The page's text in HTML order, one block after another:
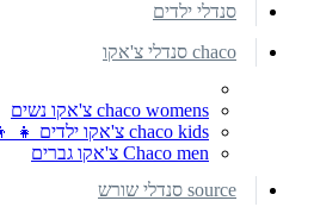
סנדלי ילדים
chaco סנדלי צ'אקו
chaco womens צ'אקו נשים
chaco kids צ'אקו ילדים 👧 👦
Chaco men צ'אקו גברים
source סנדלי שורש